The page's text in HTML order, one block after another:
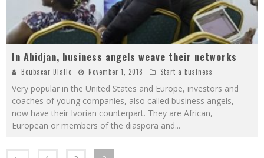
In Abidjan, business angels weave their networks
Boubacar Diallo November 1, 2018 Start a business
Very popular in the United States and Europe, investors and
coaches of young companies, also called business angels,
now have their Ivorian counterpart. They are African,
European or members of the diaspora and...